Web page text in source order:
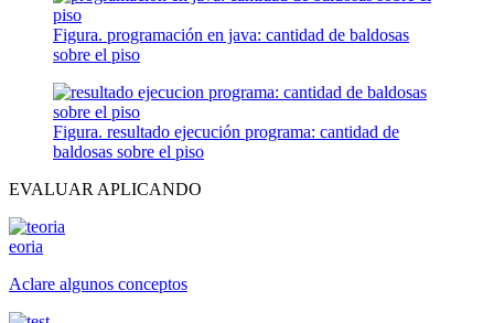
Figura. programación en java: cantidad de baldosas
sobre el piso
Figura. resultado ejecución programa: cantidad de
baldosas sobre el piso
EVALUAR APLICANDO
eoria
Aclare algunos conceptos